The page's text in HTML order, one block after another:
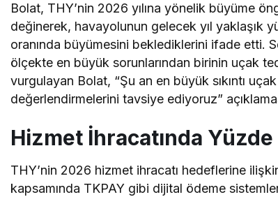
Bolat, THY’nin 2026 yılına yönelik büyüme
değinerek, havayolunun gelecek yıl yaklaşık
oranında büyümesini beklediklerini ifade etti.
ölçekte en büyük sorunlarından birinin uçak
vurgulayan Bolat, “Şu an en büyük sıkıntı
değerlendirmelerini tavsiye ediyoruz”
Hizmet İhracatında Yüzde
THY’nin 2026 hizmet ihracatı hedeflerine
kapsamında TKPAY gibi dijital ödeme